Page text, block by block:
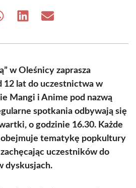
Share Share
w Oleśnicy zaprasza
12 lat do uczestnictwa w
Mangi i Anime pod nazwą
spotkania odbywają się
o godzinie 16.30. Każde
tematykę popkultury
uczestników do
dyskusjach.